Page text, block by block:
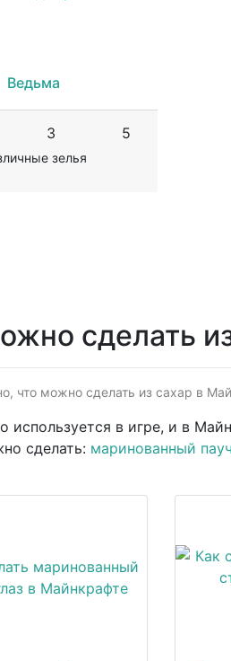
Ведьма
3 5
зелья
сделать
что можно сделать из сахар в
используется в игре, и в
сделать: маринованный